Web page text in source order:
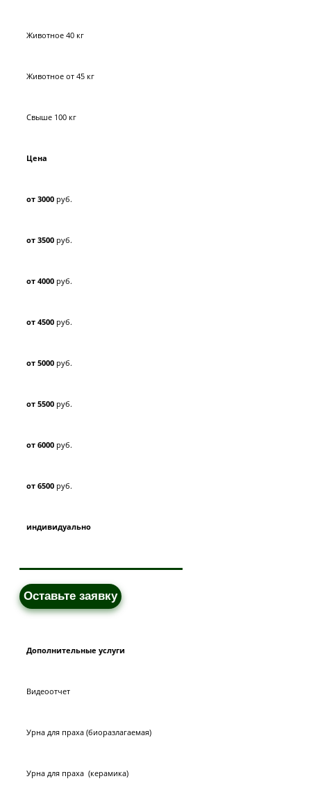
Животное 40 кг
Животное от 45 кг
Свыше 100 кг
Цена
от 3000 руб.
от 3500 руб.
от 4000 руб.
от 4500 руб.
от 5000 руб.
от 5500 руб.
от 6000 руб.
от 6500 руб.
индивидуально
Оставьте заявку
Дополнительные услуги
Видеоотчет
Урна для праха (биоразлагаемая)
Урна для праха (керамика)